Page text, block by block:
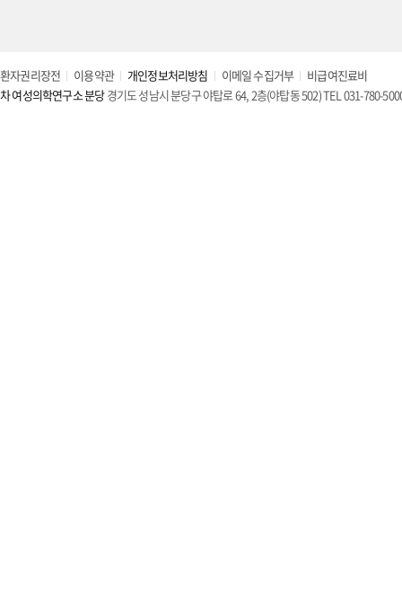
환자권리장전 이용약관 개인정보처리방침 이메일 수집거부
비급여진료비
차 여성의학연구소 분당경기도 성남시 분당구 야탑로 64, 2층(야탑동 502) TEL 031-780-